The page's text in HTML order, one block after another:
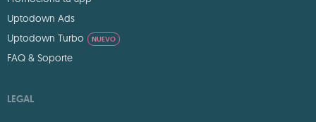
Uptodown Ads
Uptodown Turbo
NUEVO
FAQ & Soporte
LEGAL